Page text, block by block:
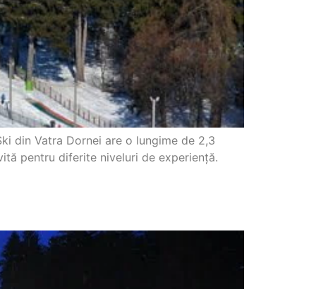
din Vatra Dornei are o lungime de 2,3
pentru diferite niveluri de experiență.